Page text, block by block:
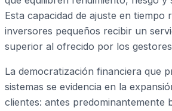
Esta capacidad de ajuste en tiempo
inversores pequeños recibir un
superior al ofrecido por los
La democratización financiera que
sistemas se evidencia en la
clientes: antes predominantemente